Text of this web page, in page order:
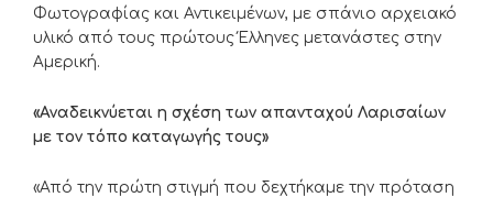
Φωτογραφίας και Αντικειμένων, με σπάνιο αρχειακό
υλικό από τους πρώτους Έλληνες μετανάστες στην
Αμερική.
«Αναδεικνύεται η σχέση των απανταχού Λαρισαίων
με τον τόπο καταγωγής τους»
«Από την πρώτη στιγμή που δεχτήκαμε την πρόταση